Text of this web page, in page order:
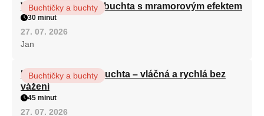
Vláčná olejová litá buchta s mramorovým efektem
Buchtičky a buchty
30 minut
27. 07. 2026
Jan
Hrnková maková buchta – vláčná a rychlá bez
vážení
Buchtičky a buchty
45 minut
27. 07. 2026